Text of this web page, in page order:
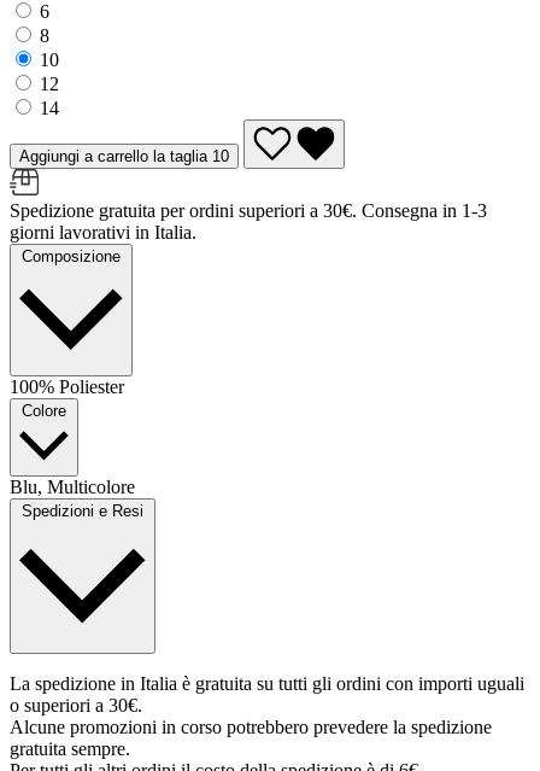
6
8
10
12
14
Aggiungi a carrello la taglia 10
Spedizione gratuita per ordini superiori a 30€. Consegna in 1-3
giorni lavorativi in Italia.
Composizione
100% Poliester
Colore
Blu, Multicolore
Spedizioni e Resi
La spedizione in Italia è gratuita su tutti gli ordini con importi uguali
o superiori a 30€.
Alcune promozioni in corso potrebbero prevedere la spedizione
gratuita sempre.